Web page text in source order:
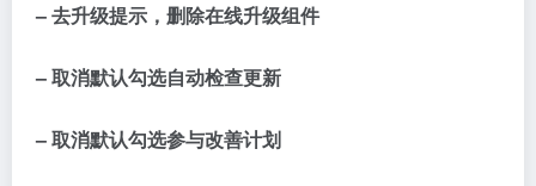
– 去升级提示，删除在线升级组件
– 取消默认勾选自动检查更新
– 取消默认勾选参与改善计划